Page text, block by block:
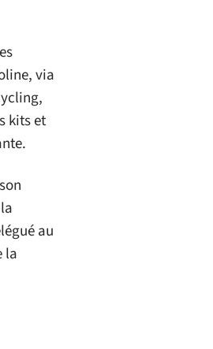
via
kits et
au
la